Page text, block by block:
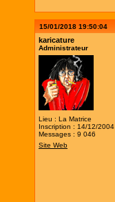
15/01/2018 19:50:04
karicature
Administrateur
Lieu : La Matrice
Inscription : 14/12/2004
Messages : 9 046
Site Web